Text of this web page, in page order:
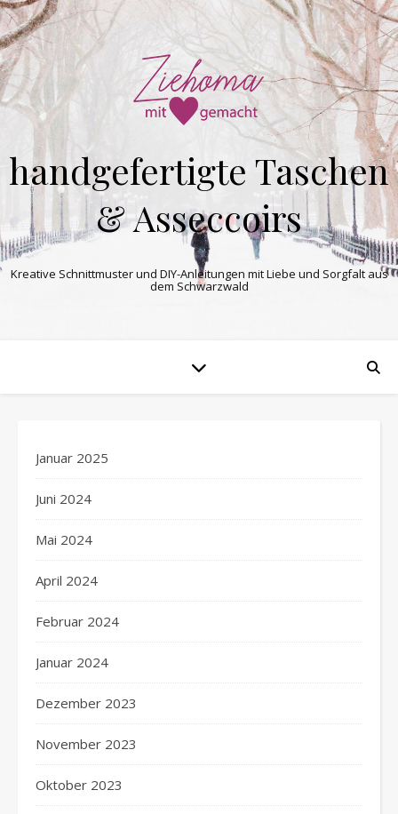
handgefertigte Taschen
& Asseccoirs
Kreative Schnittmuster und DIY-Anleitungen mit Liebe und Sorgfalt aus
dem Schwarzwald
Januar 2025
Juni 2024
Mai 2024
April 2024
Februar 2024
Januar 2024
Dezember 2023
November 2023
Oktober 2023